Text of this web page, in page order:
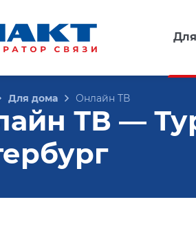
Для дома Онлайн ТВ
ТВ —